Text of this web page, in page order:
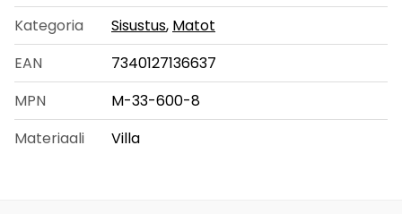
Kategoria
Sisustus, Matot
EAN
7340127136637
MPN
M-33-600-8
Materiaali
Villa